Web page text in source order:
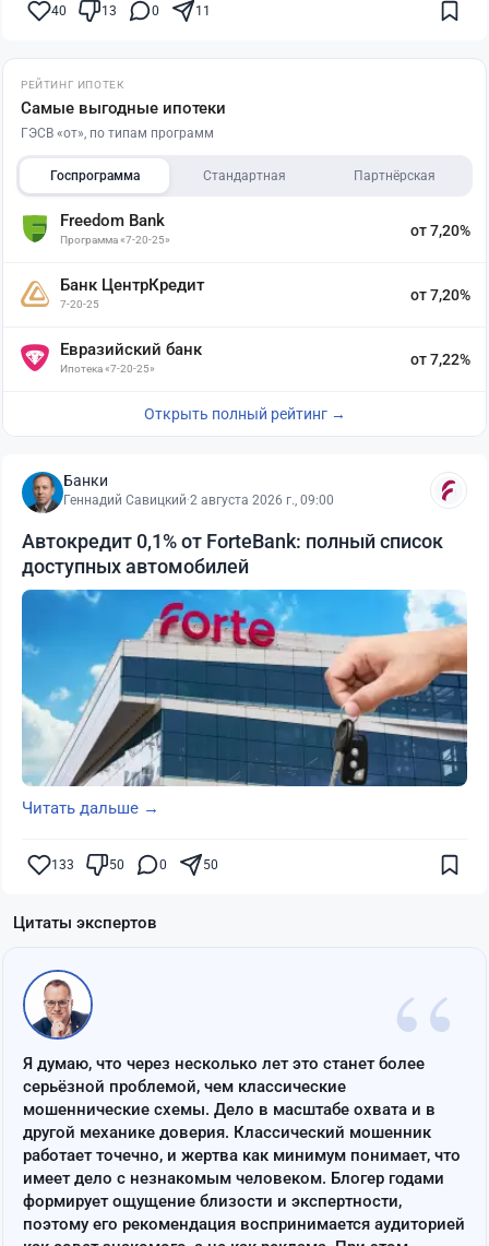
40 13 0 11
РЕЙТИНГ ИПОТЕК
Самые выгодные ипотеки
ГЭСВ «от», по типам программ
Госпрограмма Стандартная Партнёрская
Freedom Bank
Программа «7-20-25»
от 7,20%
Банк ЦентрКредит
7-20-25
от 7,20%
Евразийский банк
Ипотека «7-20-25»
от 7,22%
Открыть полный рейтинг →
Банки
Геннадий Савицкий·2 августа 2026 г., 09:00
Автокредит 0,1% от ForteBank: полный список
доступных автомобилей
Читать дальше →
133 50 0 50
Цитаты экспертов
“
Я думаю, что через несколько лет это станет более
серьёзной проблемой, чем классические
мошеннические схемы. Дело в масштабе охвата и в
другой механике доверия. Классический мошенник
работает точечно, и жертва как минимум понимает, что
имеет дело с незнакомым человеком. Блогер годами
формирует ощущение близости и экспертности,
поэтому его рекомендация воспринимается аудиторией